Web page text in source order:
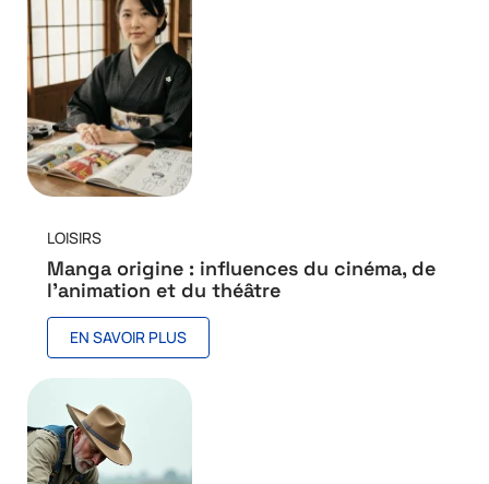
LOISIRS
Manga origine : influences du cinéma, de
l’animation et du théâtre
EN SAVOIR PLUS